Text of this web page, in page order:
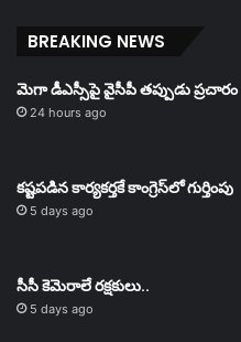
BREAKING NEWS
మెగా డీఎస్సీపై వైసీపీ తప్పుడు ప్రచారం
24 hours ago
కష్టపడిన కార్యకర్తకే కాంగ్రెస్‌లో గుర్తింపు
5 days ago
సీసీ కెమెరాలే రక్షకులు..
5 days ago